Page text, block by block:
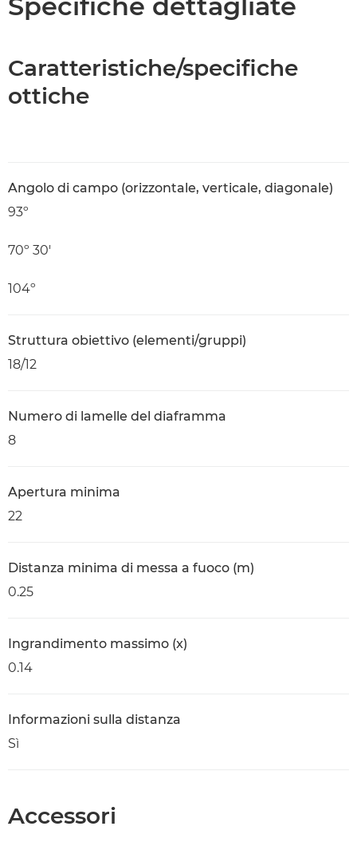
Caratteristiche/specifiche
ottiche
Angolo di campo (orizzontale, verticale, diagonale)
93º
70º 30'
104º
Struttura obiettivo (elementi/gruppi)
18/12
Numero di lamelle del diaframma
8
Apertura minima
22
Distanza minima di messa a fuoco (m)
0.25
Ingrandimento massimo (x)
0.14
Informazioni sulla distanza
Sì
Accessori